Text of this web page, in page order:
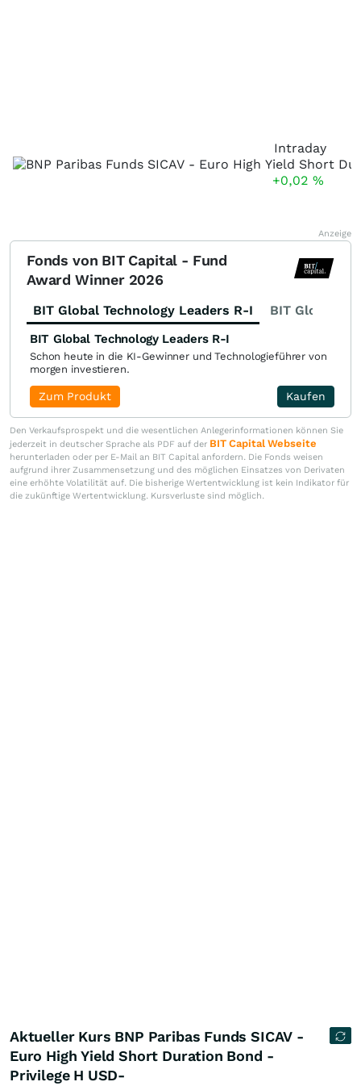
Intraday
+0,02 %
Anzeige
Fonds von BIT Capital - Fund
Award Winner 2026
BIT Global Technology Leaders R-I BIT Global
BIT Global Technology Leaders R-I
Schon heute in die KI-Gewinner und Technologieführer von
morgen investieren.
Kaufen
Zum Produkt
Den Verkaufsprospekt und die wesentlichen Anlegerinformationen können Sie
jederzeit in deutscher Sprache als PDF auf der BIT Capital Webseite
herunterladen oder per E-Mail an BIT Capital anfordern. Die Fonds weisen
aufgrund ihrer Zusammensetzung und des möglichen Einsatzes von Derivaten
eine erhöhte Volatilität auf. Die bisherige Wertentwicklung ist kein Indikator für
die zukünftige Wertentwicklung. Kursverluste sind möglich.
Aktueller Kurs BNP Paribas Funds SICAV -
Euro High Yield Short Duration Bond -
Privilege H USD-